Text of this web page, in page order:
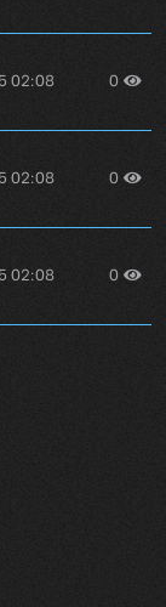
02:08 0
02:08 0
02:08 0